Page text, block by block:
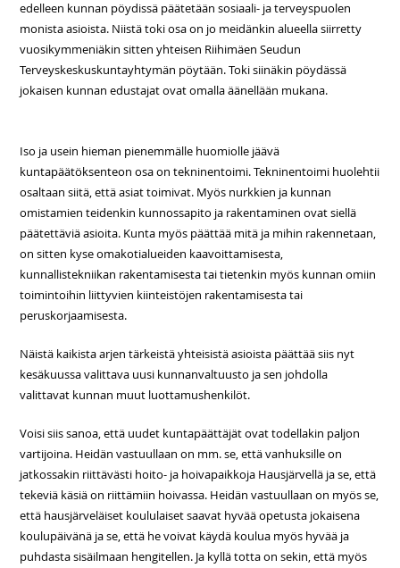
edelleen kunnan pöydissä päätetään sosiaali- ja terveyspuolen
monista asioista. Niistä toki osa on jo meidänkin alueella siirretty
vuosikymmeniäkin sitten yhteisen Riihimäen Seudun
Terveyskeskuskuntayhtymän pöytään. Toki siinäkin pöydässä
jokaisen kunnan edustajat ovat omalla äänellään mukana.
Iso ja usein hieman pienemmälle huomiolle jäävä
kuntapäätöksenteon osa on tekninentoimi. Tekninentoimi huolehtii
osaltaan siitä, että asiat toimivat. Myös nurkkien ja kunnan
omistamien teidenkin kunnossapito ja rakentaminen ovat siellä
päätettäviä asioita. Kunta myös päättää mitä ja mihin rakennetaan,
on sitten kyse omakotialueiden kaavoittamisesta,
kunnallistekniikan rakentamisesta tai tietenkin myös kunnan omiin
toimintoihin liittyvien kiinteistöjen rakentamisesta tai
peruskorjaamisesta.
Näistä kaikista arjen tärkeistä yhteisistä asioista päättää siis nyt
kesäkuussa valittava uusi kunnanvaltuusto ja sen johdolla
valittavat kunnan muut luottamushenkilöt.
Voisi siis sanoa, että uudet kuntapäättäjät ovat todellakin paljon
vartijoina. Heidän vastuullaan on mm. se, että vanhuksille on
jatkossakin riittävästi hoito- ja hoivapaikkoja Hausjärvellä ja se, että
tekeviä käsiä on riittämiin hoivassa. Heidän vastuullaan on myös se,
että hausjärveläiset koululaiset saavat hyvää opetusta jokaisena
koulupäivänä ja se, että he voivat käydä koulua myös hyvää ja
puhdasta sisäilmaan hengitellen. Ja kyllä totta on sekin, että myös